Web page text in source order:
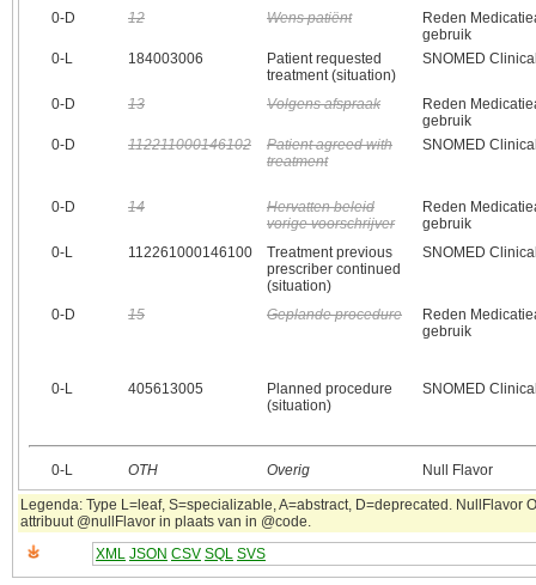
0‑D 12 Wens patiënt
Reden
gebruik
0‑L
184003006
Patient requested
treatment (situation)
SNOMED
0‑D 13 Volgens afspraak
Reden
gebruik
0‑D
112211000146102
Patient agreed with
treatment
SNOMED
0‑D 14
Hervatten beleid
vorige voorschrijver
Reden
gebruik
0‑L
112261000146100
Treatment previous
prescriber continued
(situation)
SNOMED
0‑D 15 Geplande procedure
Reden
gebruik
0‑L 405613005
Planned procedure
(situation)
SNOMED
0‑L OTH Overig Null Flavor
Legenda: Type L=leaf, S=specializable, A=abstract, D=deprecated.
attribuut @nullFlavor in plaats van in @code.
XML JSON CSV SQL SVS